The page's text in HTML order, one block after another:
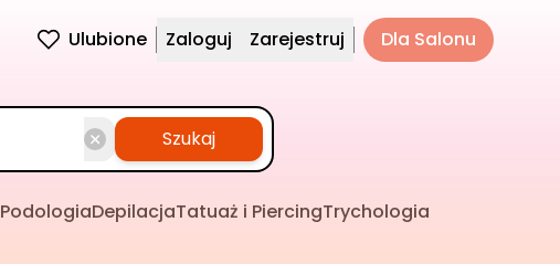
Ulubione Zaloguj Zarejestruj Dla Salonu
Szukaj
PodologiaDepilacjaTatuaż i PiercingTrychologia